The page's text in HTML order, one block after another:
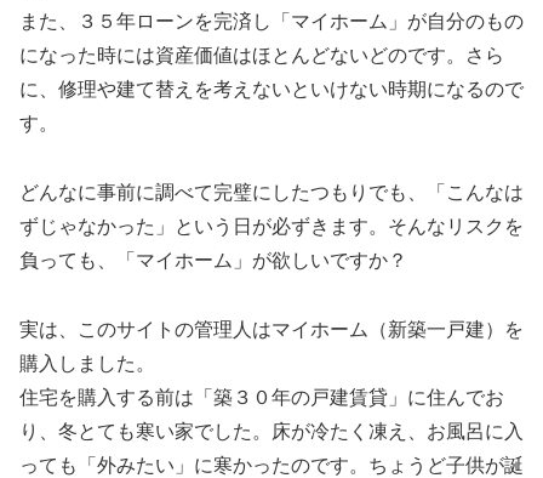
また、３５年ローンを完済し「マイホーム」 が自分のもの
になった時には資産価値はほとんどないどのです。
さら
に、修理や建て替えを考えないといけない時期になるので
す。
どんなに事前に調べて完璧にしたつもりでも、「 こんなは
ずじゃなかった」という日が必ずきます。 そんなリスクを
負っても、「マイホーム」が欲しいですか？
実は、このサイトの管理人はマイホーム（新築一戸建）
を
購入しました。
住宅を購入する前は「築３０年の戸建賃貸」に住んでお
り、 冬とても寒い家でした。床が冷たく凍え、お風呂に入
っても「 外みたい」に寒かったのです。 ちょうど子供が誕